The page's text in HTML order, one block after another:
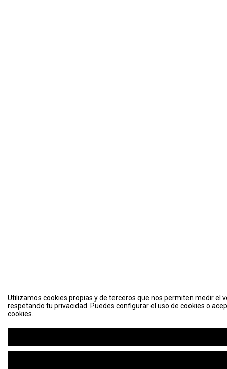
Utilizamos cookies propias y de terceros que nos permiten medir el
respetando tu privacidad. Puedes configurar el uso de cookies o
cookies.